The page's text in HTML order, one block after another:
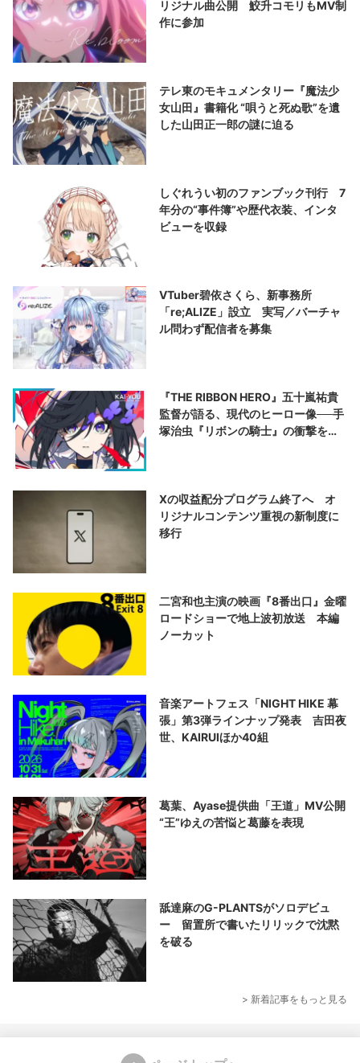
リジナル曲公開 鮫升コモリもMV制
作に参加
テレ東のモキュメンタリー『魔法少
女山田』書籍化 “唄うと死ぬ歌”を遺
した山田正一郎の謎に迫る
しぐれうい初のファンブック刊行 7
年分の“事件簿”や歴代衣装、インタ
ビューを収録
VTuber碧依さくら、新事務所
「re;ALIZE」設立 実写／バーチャ
ル問わず配信者を募集
『THE RIBBON HERO』五十嵐祐貴
監督が語る、現代のヒーロー像──手
塚治虫『リボンの騎士』の衝撃を再
Xの収益配分プログラム終了へ オ
リジナルコンテンツ重視の新制度に
移行
二宮和也主演の映画『8番出口』金曜
ロードショーで地上波初放送 本編
ノーカット
音楽アートフェス「NIGHT HIKE 幕
張」第3弾ラインナップ発表 吉田夜
世、KAIRUIほか40組
葛葉、Ayase提供曲「王道」MV公開
“王”ゆえの苦悩と葛藤を表現
舐達麻のG-PLANTSがソロデビュ
ー 留置所で書いたリリックで沈黙
を破る
> 新着記事をもっと見る